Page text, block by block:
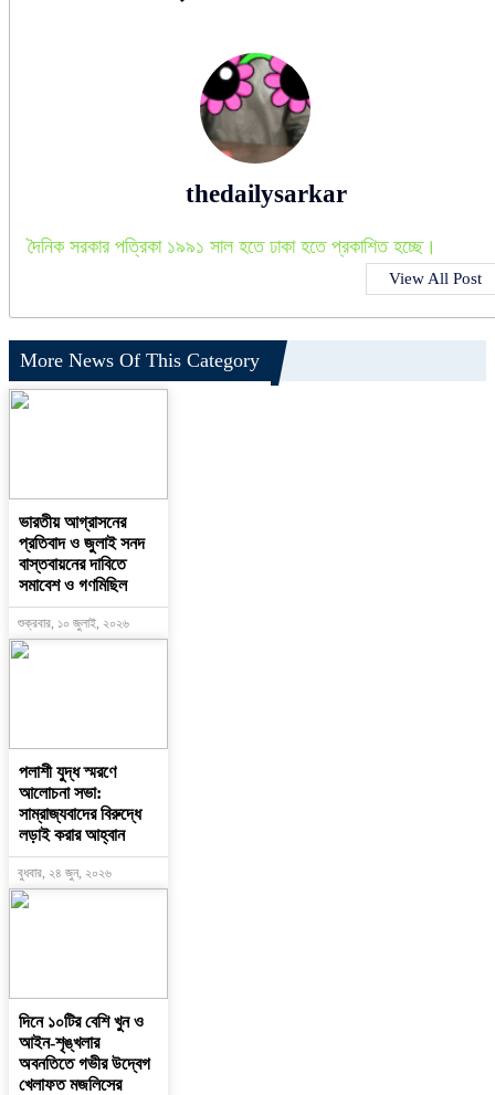
thedailysarkar
দৈনিক সরকার পত্রিকা ১৯৯১ সাল হতে ঢাকা হতে প্রকাশিত হচ্ছে।
View All Post
More News Of This Category
ভারতীয় আগ্রাসনের
প্রতিবাদ ও জুলাই সনদ
বাস্তবায়নের দাবিতে
সমাবেশ ও গণমিছিল
শুক্রবার, ১০ জুলাই, ২০২৬
পলাশী যুদ্ধ স্মরণে
আলোচনা সভা:
সাম্রাজ্যবাদের বিরুদ্ধে
লড়াই করার আহ্বান
বুধবার, ২৪ জুন, ২০২৬
দিনে ১০টির বেশি খুন ও
আইন-শৃঙ্খলার
অবনতিতে গভীর উদ্বেগ
খেলাফত মজলিসের